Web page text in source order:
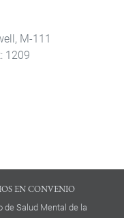
M-111
1209
EN CONVENIO
de Salud Mental de la